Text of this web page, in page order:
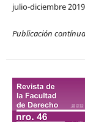
julio-diciembre 2019
Publicación contínua